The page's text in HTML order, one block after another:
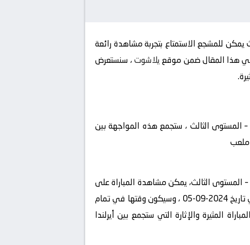
للمشجع الاستمتاع بتجربة مشاهدة رائعة
يلاشوت، سنستعرض
– المستوى الثالث ، ستجمع هذه المواجهة بين
ملعب
– المستوى الثالث، يمكن مشاهدة المباراة على
القناة ، حيث ستقوم بنقلها بشكل حصري، سيكون المعلق في هذه المباراة هو ، ستقام المباراة في تاريخ 2024-09-05 ، وسيكون وقتها في تمام
المثيرة والإثارة التي ستجمع بين أيرلندا